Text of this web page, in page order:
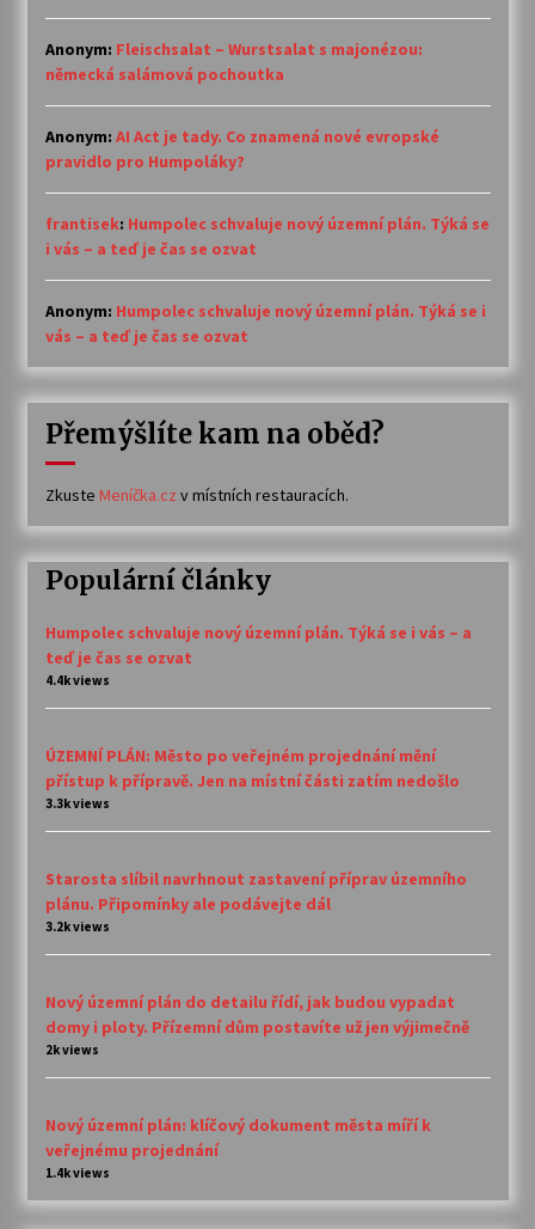
Anonym: Fleischsalat – Wurstsalat s majonézou:
německá salámová pochoutka
Anonym: AI Act je tady. Co znamená nové evropské
pravidlo pro Humpoláky?
frantisek: Humpolec schvaluje nový územní plán. Týká se
i vás – a teď je čas se ozvat
Anonym: Humpolec schvaluje nový územní plán. Týká se i
vás – a teď je čas se ozvat
Přemýšlíte kam na oběd?
Zkuste Meníčka.cz v místních restauracích.
Populární články
Humpolec schvaluje nový územní plán. Týká se i vás – a
teď je čas se ozvat
4.4k views
ÚZEMNÍ PLÁN: Město po veřejném projednání mění
přístup k přípravě. Jen na místní části zatím nedošlo
3.3k views
Starosta slíbil navrhnout zastavení příprav územního
plánu. Připomínky ale podávejte dál
3.2k views
Nový územní plán do detailu řídí, jak budou vypadat
domy i ploty. Přízemní dům postavíte už jen výjimečně
2k views
Nový územní plán: klíčový dokument města míří k
veřejnému projednání
1.4k views